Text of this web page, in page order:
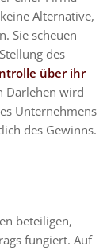
Alternative,
Sie scheuen
des
über ihr
Darlehen wird
Unternehmens
des Gewinns.
beteiligen,
fungiert. Auf